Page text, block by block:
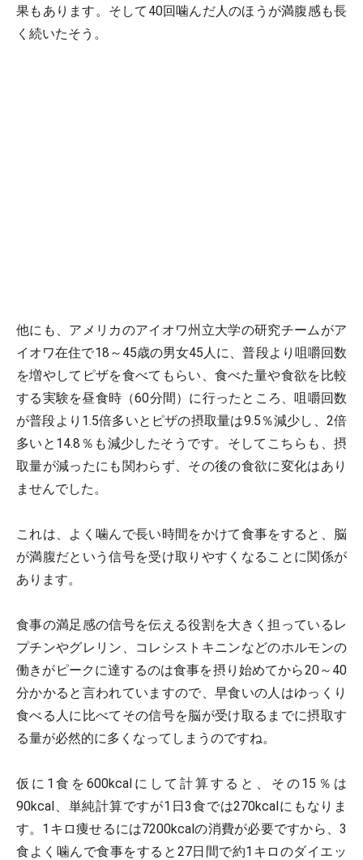
果もあります。そして40回噛んだ人のほうが満腹感も長
く続いたそう。
他にも、アメリカのアイオワ州立大学の研究チームがア
イオワ在住で18～45歳の男女45人に、普段より咀嚼回数
を増やしてピザを食べてもらい、食べた量や食欲を比較
する実験を昼食時（60分間）に行ったところ、咀嚼回数
が普段より1.5倍多いとピザの摂取量は9.5％減少し、2倍
多いと14.8％も減少したそうです。そしてこちらも、摂
取量が減ったにも関わらず、その後の食欲に変化はあり
ませんでした。
これは、よく噛んで長い時間をかけて食事をすると、脳
が満腹だという信号を受け取りやすくなることに関係が
あります。
食事の満足感の信号を伝える役割を大きく担っているレ
プチンやグレリン、コレシストキニンなどのホルモンの
働きがピークに達するのは食事を摂り始めてから20～40
分かかると言われていますので、早食いの人はゆっくり
食べる人に比べてその信号を脳が受け取るまでに摂取す
る量が必然的に多くなってしまうのですね。
仮に1食を600kcalにして計算すると、その15％は
90kcal、単純計算ですが1日3食では270kcalにもなりま
す。1キロ痩せるには7200kcalの消費が必要ですから、3
食よく噛んで食事をすると27日間で約1キロのダイエッ